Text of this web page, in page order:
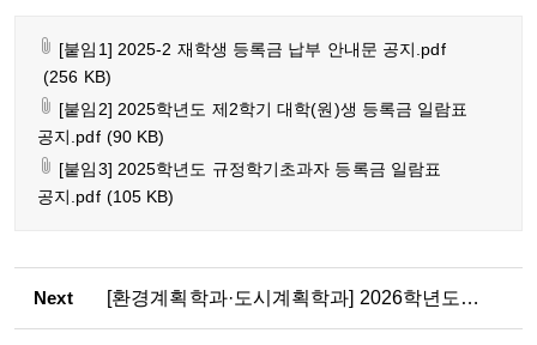
[붙임1] 2025-2 재학생 등록금 납부 안내문 공지.pdf
(256 KB)
[붙임2] 2025학년도 제2학기 대학(원)생 등록금 일람표
공지.pdf (90 KB)
[붙임3] 2025학년도 규정학기초과자 등록금 일람표
공지.pdf (105 KB)
Next [환경계획학과·도시계획학과] 2026학년도 2학기 석·박사과정 논문제출자격시험 응시자 수료 점검표 제출 안내